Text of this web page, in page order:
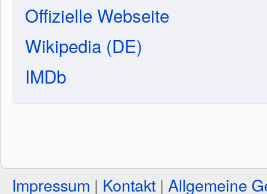
Offizielle Webseite
Wikipedia (DE)
IMDb
Impressum | Kontakt | Allgemeine